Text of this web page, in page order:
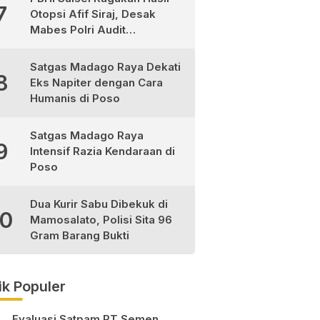
Otopsi Afif Siraj, Desak
Mabes Polri Audit
Satgas Madago Raya Dekati
Eks Napiter dengan Cara
Humanis di Poso
Satgas Madago Raya
Intensif Razia Kendaraan di
Poso
Dua Kurir Sabu Dibekuk di
Mamosalato, Polisi Sita 96
Gram Barang Bukti
Populer